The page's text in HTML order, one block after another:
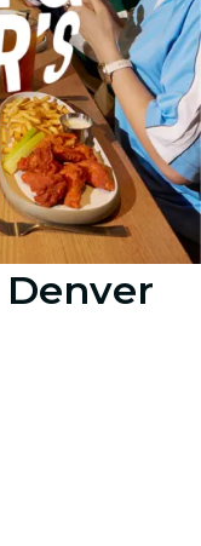
Denver